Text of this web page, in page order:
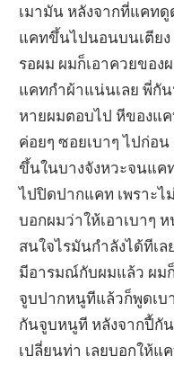
เมามัน หลังจากที่แคท
แคทขึ้นไปนอนบนเตีย
รอผม ผมก็เอาควยของ
แคทกำผ้าแน่นเลย พี่กัน
หายผมตอบไป หีของแ
ค่อยๆ ซอยเบาๆ ไปก่อ
ขึ้นในบางจังหวะจนแค
ไปปิดปากแคท เพราะ
บอกผมว่าให้เอาเบาๆ
สนใจไรมันกำลังได้ทีเ
มีอารมณ์กับผมแล้ว ผม
จูบปากหนูทีแล้วก็พูดเบ
กันจูบหนูที หลังจากปี้กั
เปลี่ยนท่า เลยบอกให้แ